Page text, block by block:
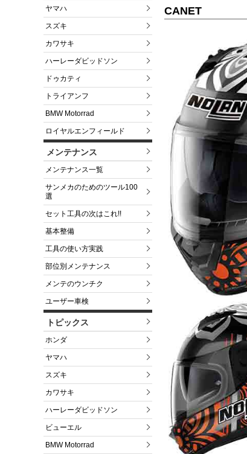
ヤマハ
スズキ
カワサキ
ハーレーダビッドソン
ドゥカティ
トライアンフ
BMW Motorrad
ロイヤルエンフィールド
メンテナンス
メンテナンス一覧
サンメカのためのツール100
選
セット工具の次はこれ!!
基本整備
工具の使い方実践
部位別メンテナンス
メンテのウンチク
ユーザー車検
トピックス
ホンダ
ヤマハ
スズキ
カワサキ
ハーレーダビッドソン
ビューエル
BMW Motorrad
CANET